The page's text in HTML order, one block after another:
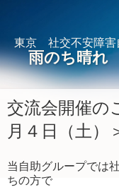
東京 社交不安障害
雨のち晴れ
交流会開催の
月４日（土）
当自助グループでは
ちの方で